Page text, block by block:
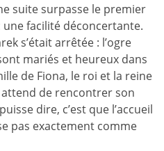
suite surpasse le premier
une facilité déconcertante.
s’était arrêtée : l’ogre
mariés et heureux dans
de Fiona, le roi et la reine
attend de rencontrer son
dire, c’est que l’accueil
pas exactement comme